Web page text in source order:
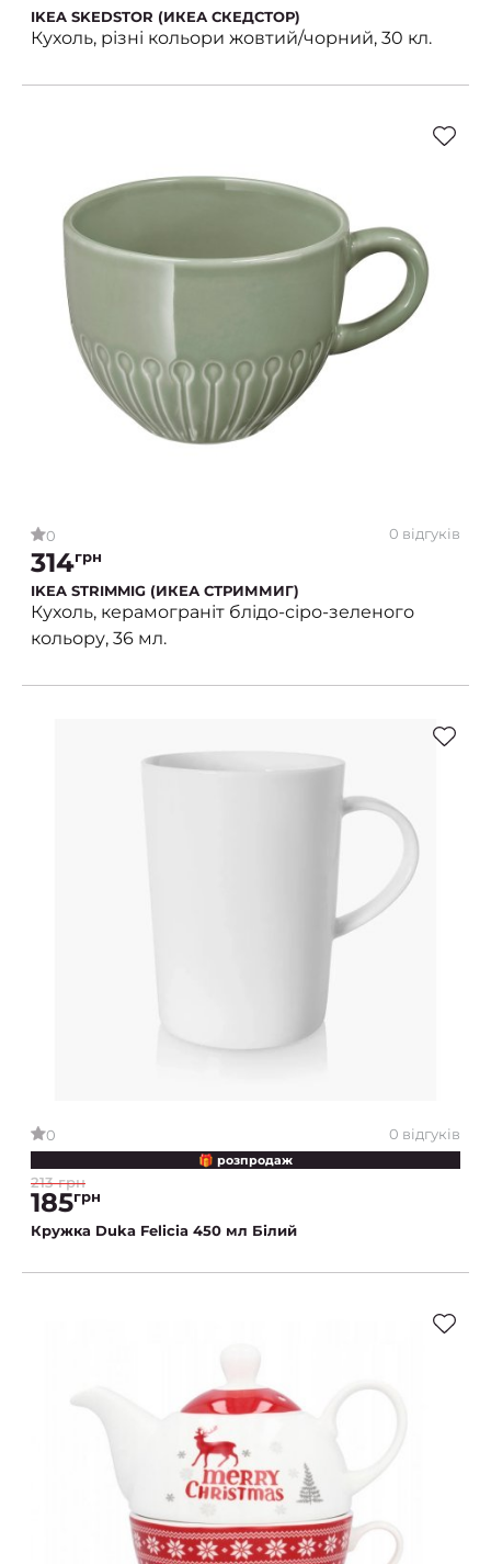
IKEA SKEDSTOR (ИКЕА СКЕДСТОР)
Кухоль, різні кольори жовтий/чорний, 30 кл.
0 0 відгуків
314грн
IKEA STRIMMIG (ИКЕА СТРИММИГ)
Кухоль, керамограніт блідо-сіро-зеленого
кольору, 36 мл.
0 0 відгуків
🎁 розпродаж
213 грн
185грн
Кружка Duka Felicia 450 мл Білий